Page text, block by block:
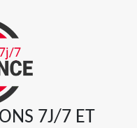
7J/7 ET